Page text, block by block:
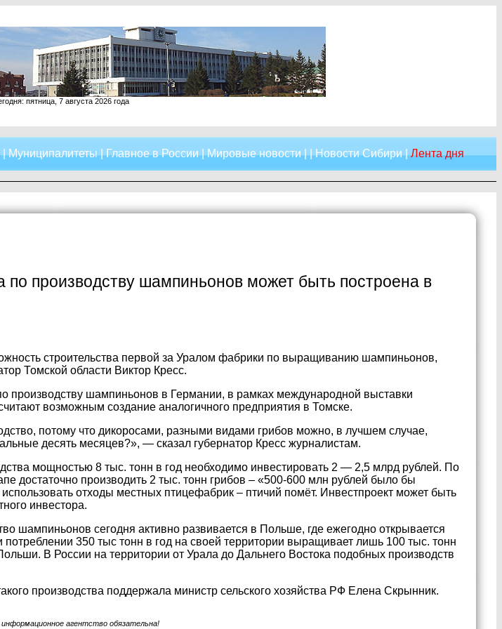
пятница, 7 августа 2026 года
|Муниципалитеты|Главное в России|Мировые новости| |Новости Сибири|Лента дня
производству шампиньонов может быть построена в
строительства первой за Уралом фабрики по выращиванию шампиньонов,
Томской области Виктор Кресс.
производству шампиньонов в Германии, в рамках международной выставки
возможным создание аналогичного предприятия в Томске.
потому что дикоросами, разными видами грибов можно, в лучшем случае,
десять месяцев?», — сказал губернатор Кресс журналистам.
мощностью 8 тыс. тонн в год необходимо инвестировать 2 — 2,5 млрд рублей. По
достаточно производить 2 тыс. тонн грибов – «500-600 млн рублей было бы
отходы местных птицефабрик – птичий помёт. Инвестпроект может быть
инвестора.
шампиньонов сегодня активно развивается в Польше, где ежегодно открывается
350 тыс тонн в год на своей территории выращивает лишь 100 тыс. тонн
В России на территории от Урала до Дальнего Востока подобных производств
производства поддержала министр сельского хозяйства РФ Елена Скрынник.
агентство обязательна!